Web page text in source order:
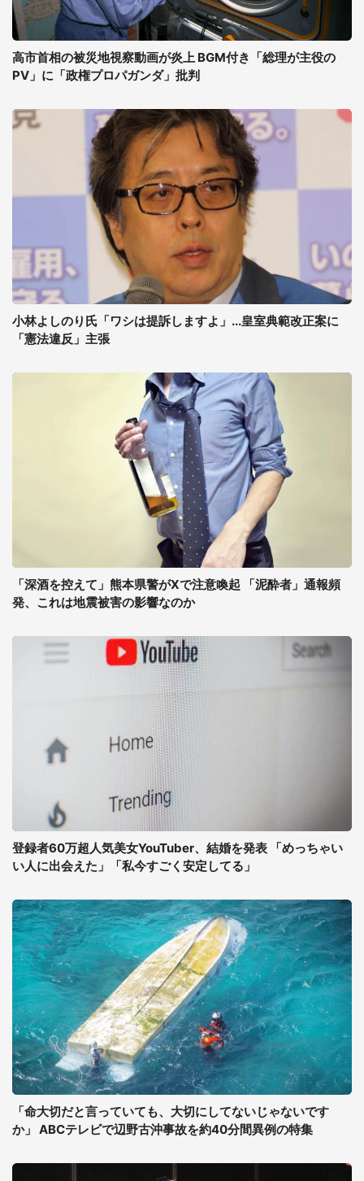
高市首相の被災地視察動画が炎上 BGM付き「総理が主役の
PV」に「政権プロパガンダ」批判
小林よしのり氏「ワシは提訴しますよ」...皇室典範改正案に
「憲法違反」主張
「深酒を控えて」熊本県警がXで注意喚起 「泥酔者」通報頻
発、これは地震被害の影響なのか
登録者60万超人気美女YouTuber、結婚を発表 「めっちゃい
い人に出会えた」「私今すごく安定してる」
「命大切だと言っていても、大切にしてないじゃないです
か」 ABCテレビで辺野古沖事故を約40分間異例の特集